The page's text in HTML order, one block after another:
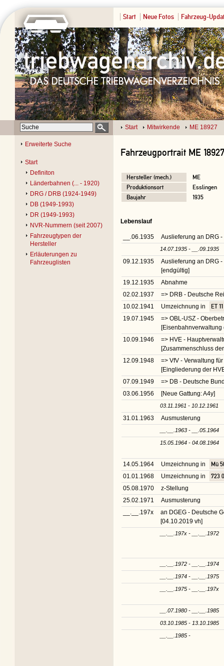
Start Neue Fotos Fahrzeug-
Start Mitwirkende ME 18927
Erweiterte Suche
Start
Definiton
Länderbahnen (... - 1920)
DRG / DRB (1924-1949)
DB (1949-1993)
DR (1949-1993)
NVR-Nummern (seit 2007)
Fahrzeugtypen der
Hersteller
Erläuterungen zu
Fahrzeuglisten
Fahrzeugportrait ME 18927
Hersteller (mech.)
ME
Produktionsort
Esslingen
Baujahr
1935
Lebenslauf
__.06.1935 Auslieferung an DRG
14.07.1935 - __.09.1935
09.12.1935
Auslieferung an DRG
[endgültig]
19.12.1935
Abnahme
02.02.1937
=> DRB - Deutsche
10.02.1941
Umzeichnung in
ET
19.07.1945
=> OBL-USZ -
[Eisenbahnverwaltung
10.09.1946
=> HVE -
[Zusammenschluss
12.09.1948
=> VfV - Verwaltung
[Eingliederung der
07.09.1949
=> DB - Deutsche
03.06.1956
[Neue Gattung: A4y]
03.11.1961 - 10.12.1961
31.01.1963 Ausmusterung
__.__.1963 - __.05.1964
15.05.1964 - 04.08.1964
14.05.1964 Umzeichnung in
Mü
01.01.1968
Umzeichnung in
723
05.08.1970
z-Stellung
25.02.1971
Ausmusterung
__.__.197x
an DGEG - Deutsche
[04.10.2019 vh]
__.__.197x - __.__.1972
__.__.1972 - __.__.1974
__.__.1974 - __.__.1975
__.__.1975 - __.__.197x
__.07.1980 - __.__.1985
03.10.1985 - 13.10.1985
__.__.1985 -